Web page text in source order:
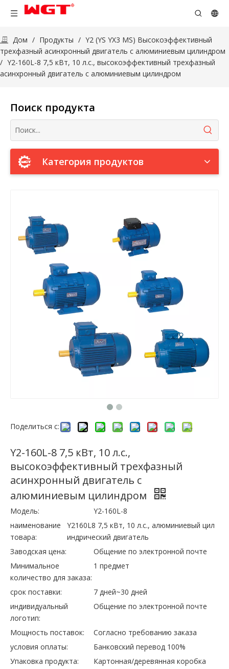
Дом / Продукты / Y2 (YS YX3 MS) Высокоэффективный
трехфазный асинхронный двигатель с алюминиевым цилиндром
/ Y2-160L-8 7,5 кВт, 10 л.с., высокоэффективный трехфазный
асинхронный двигатель с алюминиевым цилиндром
Поиск продукта
Категория продуктов
Поделиться с:
Y2-160L-8 7,5 кВт, 10 л.с.,
высокоэффективный трехфазный
асинхронный двигатель с
алюминиевым цилиндром
Модель:
Y2-160L-8
наименование
товара:
Y2160L8 7,5 кВт, 10 л.с., алюминиевый цил
индрический двигатель
Заводская цена:
Общение по электронной почте
Минимальное
количество для заказа:
1 предмет
срок поставки:
7 дней~30 дней
индивидуальный
логотип:
Общение по электронной почте
Мощность поставок:
Согласно требованию заказа
условия оплаты:
Банковский перевод 100%
Упаковка продукта:
Картонная/деревянная коробка